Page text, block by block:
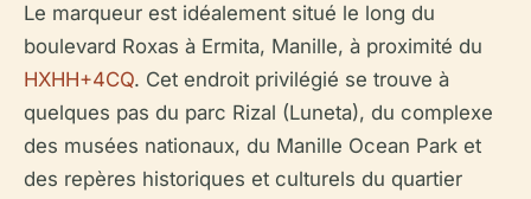
Le marqueur est idéalement situé le long du
boulevard Roxas à Ermita, Manille, à proximité du
HXHH+4CQ. Cet endroit privilégié se trouve à
quelques pas du parc Rizal (Luneta), du complexe
des musées nationaux, du Manille Ocean Park et
des repères historiques et culturels du quartier